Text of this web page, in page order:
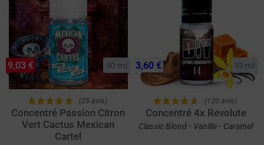
30 ml
(25 avis)
Concentré Passion Citron
Vert Cactus Mexican
Cartel
9,03 € 10 ml
(120 avis)
Concentré 4x Revolute
Classic Blond - Vanille - Caramel
3,60 €